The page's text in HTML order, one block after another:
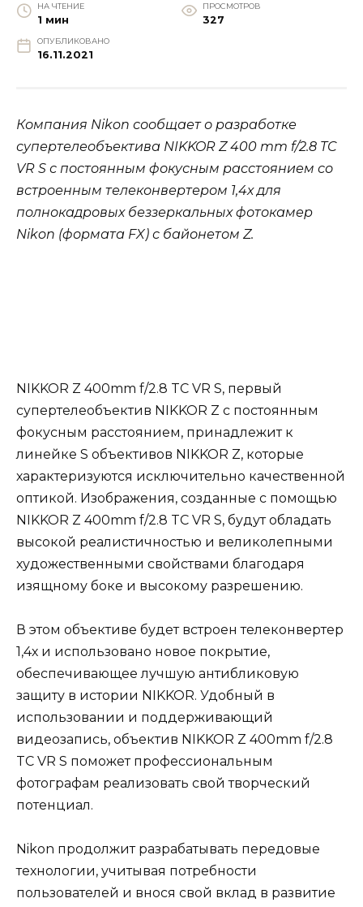
НА ЧТЕНИЕ
1 мин
ПРОСМОТРОВ
327
ОПУБЛИКОВАНО
16.11.2021
Компания Nikon сообщает о разработке
супертелеобъектива NIKKOR Z 400 mm f/2.8 TC
VR S с постоянным фокусным расстоянием со
встроенным телеконвертером 1,4х для
полнокадровых беззеркальных фотокамер
Nikon (формата FX) с байонетом Z.
NIKKOR Z 400mm f/2.8 TC VR S, первый
супертелеобъектив NIKKOR Z с постоянным
фокусным расстоянием, принадлежит к
линейке S объективов NIKKOR Z, которые
характеризуются исключительно качественной
оптикой. Изображения, созданные с помощью
NIKKOR Z 400mm f/2.8 TC VR S, будут обладать
высокой реалистичностью и великолепными
художественными свойствами благодаря
изящному боке и высокому разрешению.
В этом объективе будет встроен телеконвертер
1,4х и использовано новое покрытие,
обеспечивающее лучшую антибликовую
защиту в истории NIKKOR. Удобный в
использовании и поддерживающий
видеозапись, объектив NIKKOR Z 400mm f/2.8
TC VR S поможет профессиональным
фотографам реализовать свой творческий
потенциал.
Nikon продолжит разрабатывать передовые
технологии, учитывая потребности
пользователей и внося свой вклад в развитие